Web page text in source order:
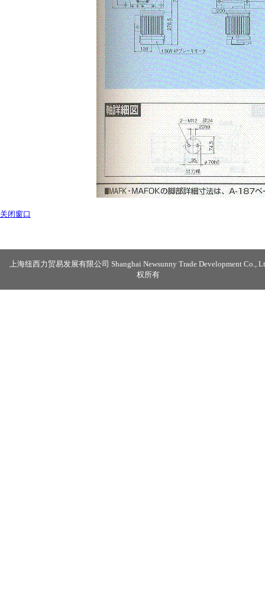
关闭窗口
上海纽西力贸易发展有限公司 Shanghai Newsunny Trade Development Co.,
权所有